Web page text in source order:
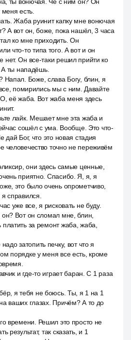
есть.
Жаба руинит капку мне вонючая
А вот он, боже, пока нашёл, 3 часа
ко мне приходить. Он
что-то типа того. А вот и он
нет. Он все-таки решил прийти ко
А ты нападёшь.
Напал. Боже, слава Богу, блин, я
помирились мы с ним. Давайте
её жаба. Вот жаба меня здесь
лайк. Мешает мне эта жаба и
сошёл с ума. Вообще. Это что-
дай Бог, что это новая стадия
человечество точно не переживём
они здесь самые ценные,
приятно. Спасибо. Я, я, я
это было очень опрометчиво,
справился.
уже все, я рисковать не буду.
Вот он сломал мне, блин,
за ремонт жаба, жаба,
затопить печку, вот что я
порядке у меня все есть, кроме
и где-то играет баран. С 1 раза
я тебя не боюсь. Ты, я 1 на 1
ваших глазах. Причём? А то до
времени. Решил это просто не
результат, так сказать, и 1